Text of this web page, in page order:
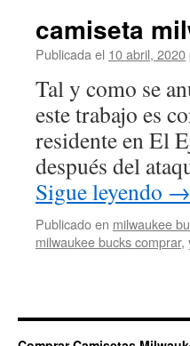
camiseta
Publicada el 10 abril, 2020
Tal y como se
este trabajo es
residente en El
después del
Sigue leyendo →
Publicado en milwaukee
milwaukee bucks comprar,